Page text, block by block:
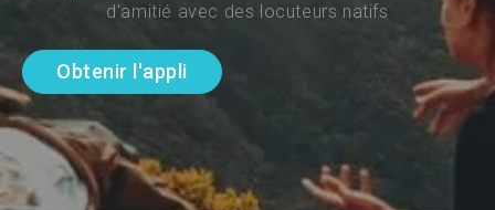
d'amitié avec des locuteurs natifs
Obtenir l'appli